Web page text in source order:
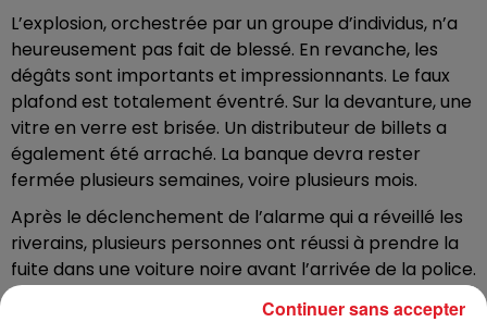
L’explosion, orchestrée par un groupe d’individus, n’a
heureusement pas fait de blessé. En revanche, les
dégâts sont importants et impressionnants. Le faux
plafond est totalement éventré. Sur la devanture, une
vitre en verre est brisée. Un distributeur de billets a
également été arraché. La banque devra rester
fermée plusieurs semaines, voire plusieurs mois.
Après le déclenchement de l’alarme qui a réveillé les
riverains, plusieurs personnes ont réussi à prendre la
fuite dans une voiture noire avant l’arrivée de la police.
On ignore encore ce qui a été volé. Une enquête a été
Continuer sans accepter